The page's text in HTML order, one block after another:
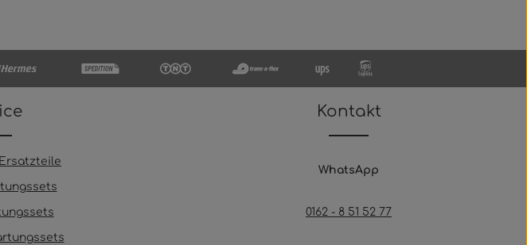
Kontakt
WhatsApp
0162 - 8 51 52 77